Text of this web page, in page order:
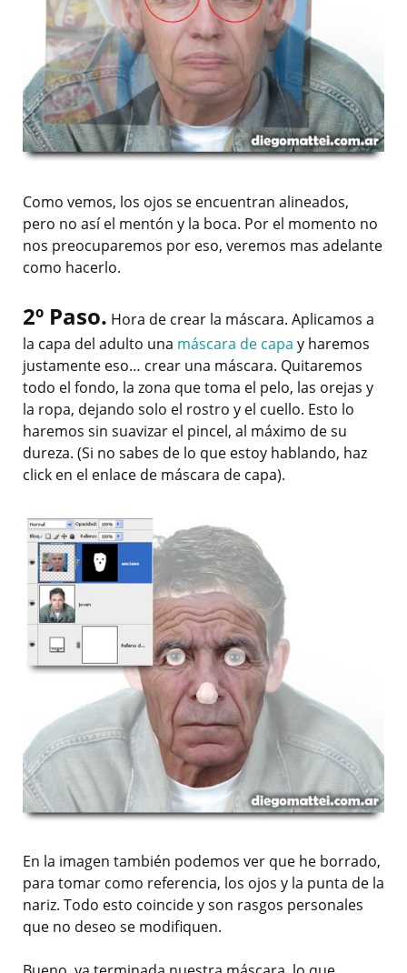
Como vemos, los ojos se encuentran alineados,
pero no así el mentón y la boca. Por el momento no
nos preocuparemos por eso, veremos mas adelante
como hacerlo.
2º Paso. Hora de crear la máscara. Aplicamos a
la capa del adulto una máscara de capa y haremos
justamente eso… crear una máscara. Quitaremos
todo el fondo, la zona que toma el pelo, las orejas y
la ropa, dejando solo el rostro y el cuello. Esto lo
haremos sin suavizar el pincel, al máximo de su
dureza. (Si no sabes de lo que estoy hablando, haz
click en el enlace de máscara de capa).
En la imagen también podemos ver que he borrado,
para tomar como referencia, los ojos y la punta de la
nariz. Todo esto coincide y son rasgos personales
que no deseo se modifiquen.